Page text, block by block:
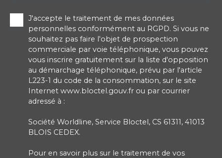
J'accepte le traitement de mes données
personnelles conformément au RGPD. Si vous ne
souhaitez pas faire l'objet de prospection
commerciale par voie téléphonique, vous pouvez
vous inscrire gratuitement sur la liste d'opposition
au démarchage téléphonique, prévu par l'article
L223-1 du code de la consommation, sur le site
Internet www.bloctel.gouv.fr ou par courrier
adressé à :
Société Worldline, Service Bloctel, CS 61311, 41013
BLOIS CEDEX.
Pour en savoir plus sur le traitement de vos